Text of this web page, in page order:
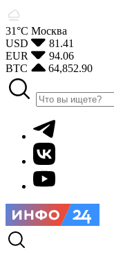
31°С Москва
USD
81.41
EUR
94.06
BTC
64,852.90